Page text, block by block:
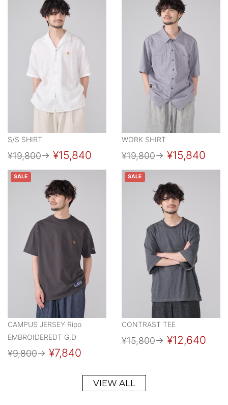
S/S SHIRT
¥19,800→ ¥15,840
WORK SHIRT
¥19,800→ ¥15,840
SALE
CAMPUS JERSEY Ripo
EMBROIDEREDT G.D
¥9,800→ ¥7,840
SALE
CONTRAST TEE
¥15,800→ ¥12,640
VIEW ALL